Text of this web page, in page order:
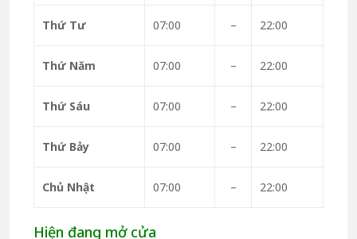
Thứ Tư 07:00 – 22:00
Thứ Năm 07:00 – 22:00
Thứ Sáu 07:00 – 22:00
Thứ Bảy 07:00 – 22:00
Chủ Nhật 07:00 – 22:00
Hiện đang mở cửa